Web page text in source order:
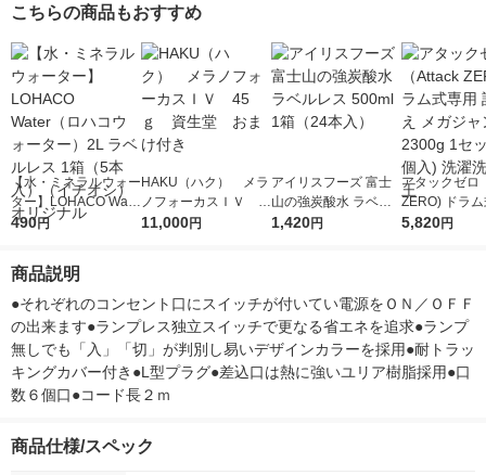
こちらの商品もおすすめ
【水・ミネラルウォー
ター】LOHACO Wate
r（ロハコウォータ
シ） オリジナル
490円
HAKU（ハク） メラ
ノフォーカスＩＶ 4
5ｇ 資生堂 おまけ
11,000円
アイリスフーズ 富士
山の強炭酸水 ラベル
レス 500ml 1箱（24
1,420円
アタックゼロ
ZERO) ドラ
詰め替え メガ
5,820円
商品説明
●それぞれのコンセント口にスイッチが付いてい電源をＯＮ／ＯＦＦ
の出来ます●ランプレス独立スイッチで更なる省エネを追求●ランプ
無しでも「入」「切」が判別し易いデザインカラーを採用●耐トラッ
キングカバー付き●L型プラグ●差込口は熱に強いユリア樹脂採用●口
数６個口●コード長２ｍ
商品仕様/スペック